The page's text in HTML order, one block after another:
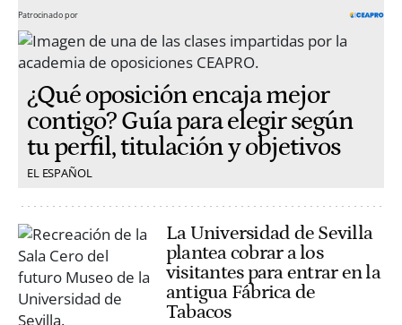
Patrocinado por
¿Qué oposición encaja mejor
contigo? Guía para elegir según
tu perfil, titulación y objetivos
EL ESPAÑOL
La Universidad de Sevilla
plantea cobrar a los
visitantes para entrar en la
antigua Fábrica de
Tabacos